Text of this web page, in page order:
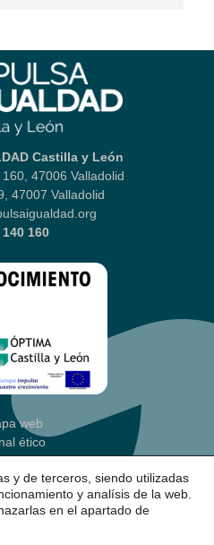
Castilla y León
47006 Valladolid
47007 Valladolid
140 160
web
ético
Privacidad
(Ajustes)
y de terceros, siendo utilizadas
y analísis de la web.
en el apartado de